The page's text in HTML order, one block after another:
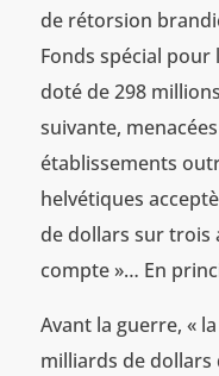
de rétorsion
Fonds spécial pour
doté de 298
suivante,
établissements
helvétiques
de dollars sur trois
compte »… En
Avant la guerre, «
milliards de dollars